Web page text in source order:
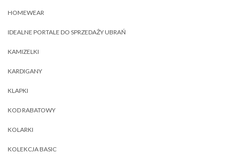
HOMEWEAR
IDEALNE PORTALE DO SPRZEDAŻY UBRAŃ
KAMIZELKI
KARDIGANY
KLAPKI
KOD RABATOWY
KOLARKI
KOLEKCJA BASIC